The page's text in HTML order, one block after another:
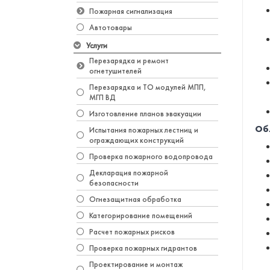
Пожарная сигнализация
Автотовары
Услуги
Перезарядка и ремонт
огнетушителей
Перезарядка и ТО модулей МПП,
МГП ВД
Изготовление планов эвакуации
Испытания пожарных лестниц и
ограждающих конструкций
Проверка пожарного водопровода
Декларация пожарной
безопасности
Огнезащитная обработка
Категорирование помещений
Расчет пожарных рисков
Проверка пожарных гидрантов
Проектирование и монтаж